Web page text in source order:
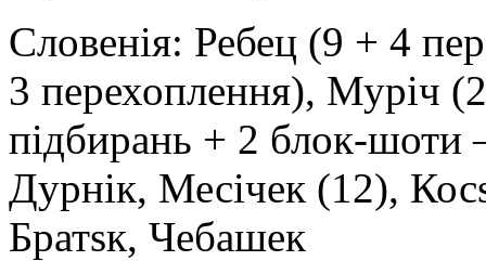
Словенія: Ребец (9 + 4
3 перехоплення), Муріч
підбирань + 2 блок-
Дурнік, Месічек (12),
Братsк, Чебашек